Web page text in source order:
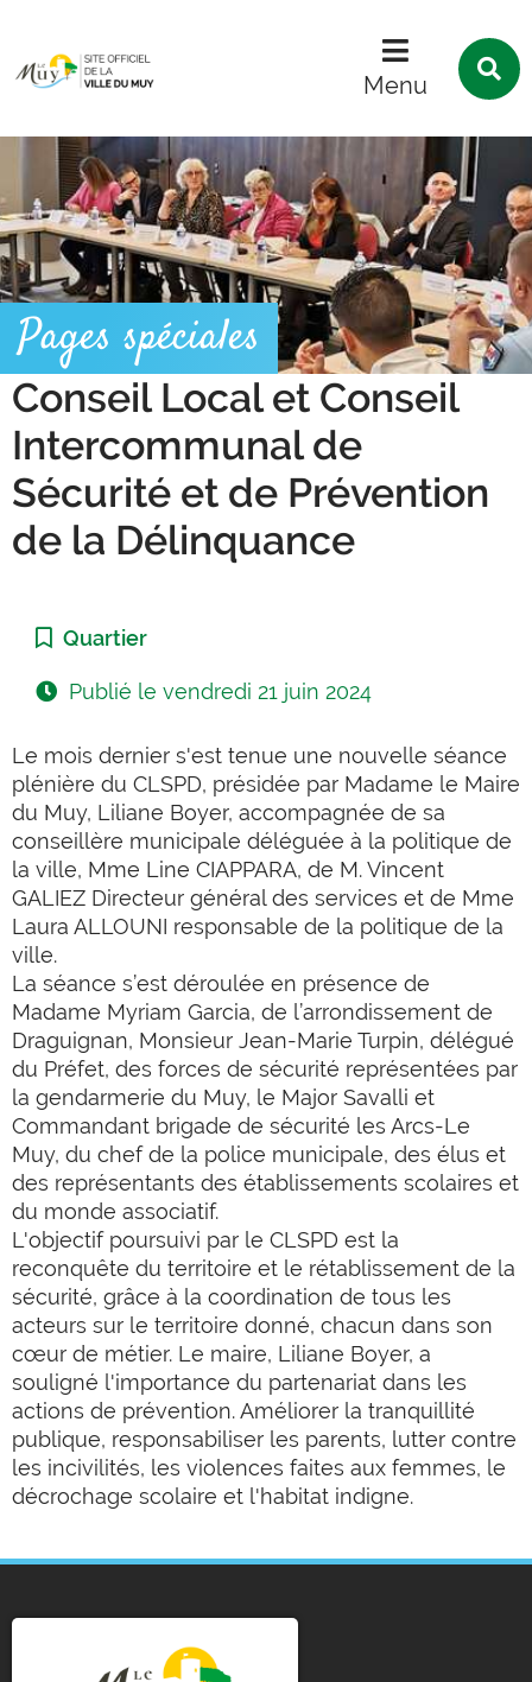
Menu
Pages spéciales
Conseil Local et Conseil
Intercommunal de
Sécurité et de Prévention
de la Délinquance
Catégorie :
Quartier
Publié le vendredi 21 juin 2024
Le mois dernier s'est tenue une nouvelle séance
plénière du CLSPD, présidée par Madame le Maire
du Muy, Liliane Boyer, accompagnée de sa
conseillère municipale déléguée à la politique de
la ville, Mme Line CIAPPARA, de M. Vincent
GALIEZ Directeur général des services et de Mme
Laura ALLOUNI responsable de la politique de la
ville.
La séance s’est déroulée en présence de
Madame Myriam Garcia, de l’arrondissement de
Draguignan, Monsieur Jean-Marie Turpin, délégué
du Préfet, des forces de sécurité représentées par
la gendarmerie du Muy, le Major Savalli et
Commandant brigade de sécurité les Arcs-Le
Muy, du chef de la police municipale, des élus et
des représentants des établissements scolaires et
du monde associatif.
L'objectif poursuivi par le CLSPD est la
reconquête du territoire et le rétablissement de la
sécurité, grâce à la coordination de tous les
acteurs sur le territoire donné, chacun dans son
cœur de métier. Le maire, Liliane Boyer, a
souligné l'importance du partenariat dans les
actions de prévention. Améliorer la tranquillité
publique, responsabiliser les parents, lutter contre
les incivilités, les violences faites aux femmes, le
décrochage scolaire et l'habitat indigne.